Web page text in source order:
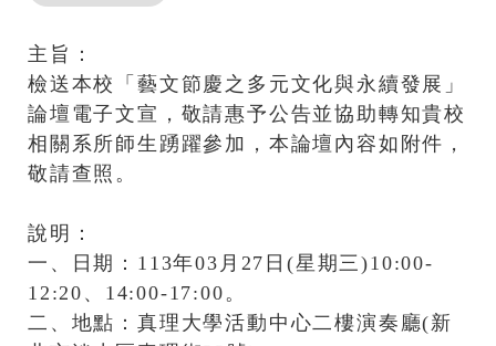
主旨：
檢送本校「藝文節慶之多元文化與永續發展」
論壇電子文宣，敬請惠予公告並協助轉知貴校
相關系所師生踴躍參加，本論壇內容如附件，
敬請查照。
說明：
一、日期：113年03月27日(星期三)10:00-
12:20、14:00-17:00。
二、地點：真理大學活動中心二樓演奏廳(新